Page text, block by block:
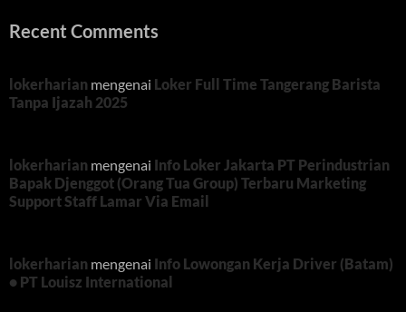
Recent Comments
lokerharian mengenai Loker Full Time Tangerang Barista
Tanpa Ijazah 2025
lokerharian mengenai Info Loker Jakarta PT Perindustrian
Bapak Djenggot (Orang Tua Group) Terbaru Marketing
Support Staff Lamar Via Email
lokerharian mengenai Info Lowongan Kerja Driver (Batam)
• PT Louisz International